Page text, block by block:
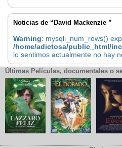
Noticias de “David Mackenzie ”
Warning: mysqli_num_rows()
/home/adictosa/public_html/
lo sentimos actualmente no hay
Últimas Películas, documentales o